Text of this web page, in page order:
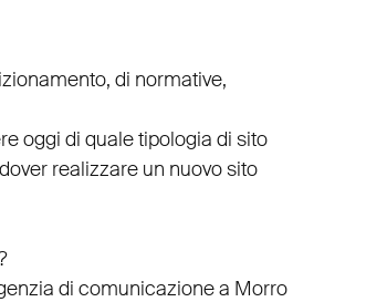
di normative,
oggi di quale tipologia di sito
realizzare un nuovo sito
di comunicazione a Morro